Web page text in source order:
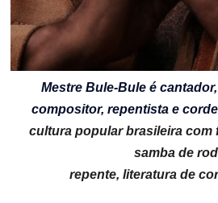
Mestre Bule-Bule é
compositor, repentista e
cultura popular brasileira com
samba de
repente, literatura de